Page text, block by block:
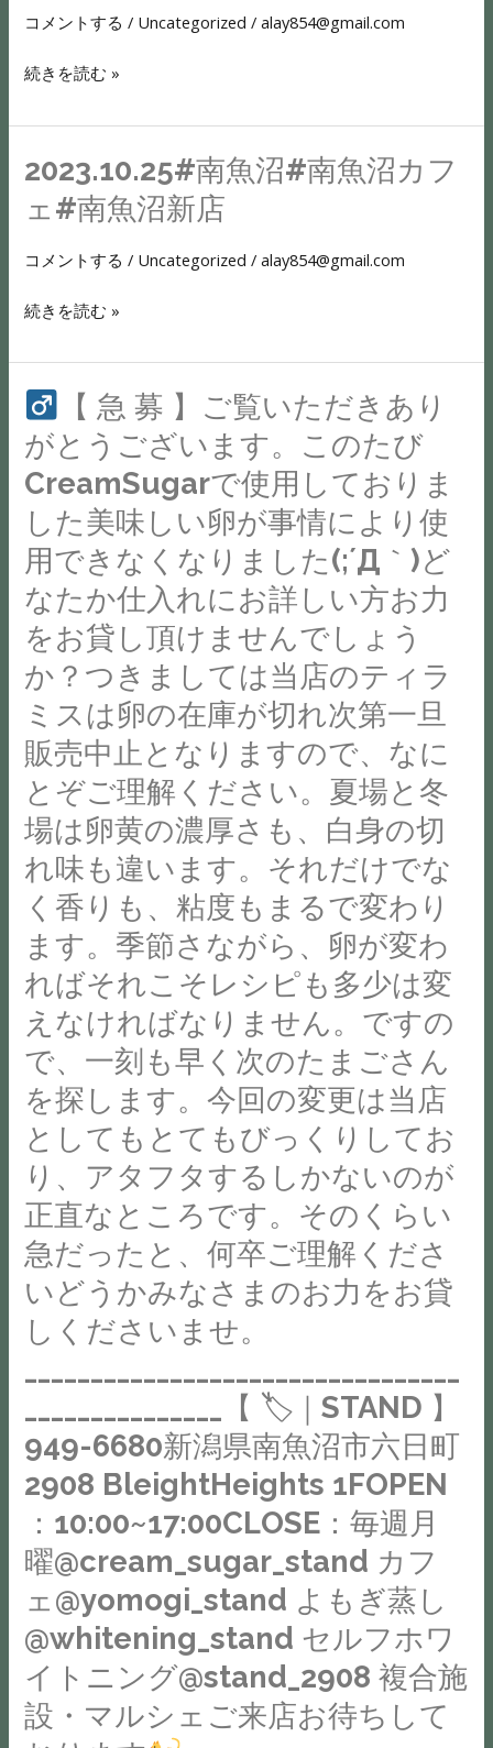
も
等。
ま
は
た
が
楽
み
な
が
ら
は
じ
め
て
み
る
こ
と
に
し
ま
し
た。
ご
興
味
ご
い
ま
し
た
ら
ぜ
ひ
活
動
を
め
て、
ぜ
ひ
と
ご
参
加
く
だ
国
南
気
付
い
い
課
や
な
ど…
新
た
な
自
分
を
発
見
で
き
る
か
も…？
下
記
は
和
み
サ
ロ
ン
sole
さ
ま
資
料
よ
り
抜
粋
☟
=========================
未
来
の
こ
と、
の
こ
と、
恋
ン
チ
コ
ス
タ
オ
爽
か
な
レ
モ
ン
の
チ
ョ
コ
に
弾
け
る
焙
煎
ピ
ス
タ
チ
オ︎
抹
茶
ホ
ワ
イ
ト
ク
ラ
ン
チ
ハ
ッ
ピ
見
た
目
と
西
尾
抹
茶
穏
や
コメントする / Uncategorized /alay854@gmail.com
日
ち
し
た
よ
う
く
告
さ
せ
て
い
た
だ
き
ま
す。
こ
の
た
び
六
日
町
駅
ウ
ラ
に
て
複
合
施
設
STAND
を
開
店
致
ま
た。
こ
お
店
の
コ
ン
続きを読む »
2023.10.25#南魚沼#南魚沼カフ
ェ#南魚沼新店
コメントする / Uncategorized /alay854@gmail.com
2023.10.25#
魚
沼
南
カ
フ
ェ
#
南
魚
沼
新
店
続きを読む »
【 急 募 】ご覧いただきあり
がとうございます。このたび
CreamSugarで使用しておりま
した美味しい卵が事情により使
用できなくなりました(;´Д｀)ど
なたか仕入れにお詳しい方お力
をお貸し頂けませんでしょう
か？つきましては当店のティラ
ミスは卵の在庫が切れ次第一旦
販売中止となりますので、なに
とぞご理解ください。夏場と冬
場は卵黄の濃厚さも、白身の切
れ味も違います。それだけでな
く香りも、粘度もまるで変わり
ます。季節さながら、卵が変わ
ればそれこそレシピも多少は変
えなければなりません。ですの
で、一刻も早く次のたまごさん
を探します。今回の変更は当店
としてもとてもびっくりしてお
り、アタフタするしかないのが
正直なところです。そのくらい
急だったと、何卒ご理解くださ
いどうかみなさまのお力をお貸
しくださいませ。
_______________【 🏷｜STAND 】
949-6680新潟県南魚沼市六日町
2908 BleightHeights 1FOPEN
：10:00~17:00CLOSE：毎週月
曜@cream_sugar_stand カフ
ェ@yomogi_stand よもぎ蒸し
@whitening_stand セルフホワ
イトニング@stand_2908 複合施
設・マルシェご来店お待ちして
【
急
募
】
ご
覧
い
た
だ
き
あ
り
が
と
う
ご
ざ
い
ま
す。
こ
の
た
び
CreamSugar
で
使
用
し
て
お
り
し
美
味
し
卵
が
事
情
に